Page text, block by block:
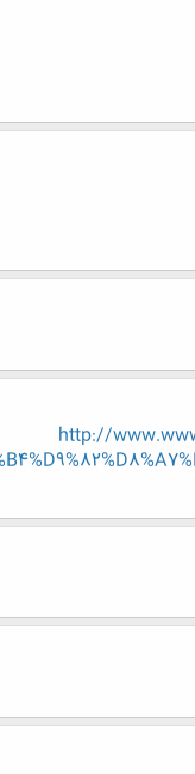
http://